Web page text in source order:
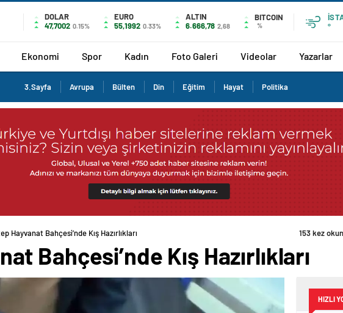
DOLAR
47,7002 0.15%
EURO
55,1992 0.33%
ALTIN
6.666,78 2,68
BITCOIN
%
°
Ekonomi Spor Kadın Foto Galeri Videolar Yazarlar
3.Sayfa Avrupa Bülten Din Eğitim Hayat Politika
Hayvanat Bahçesi’nde Kış Hazırlıkları
Bahçesi’nde Kış Hazırlıkları
HIZLI